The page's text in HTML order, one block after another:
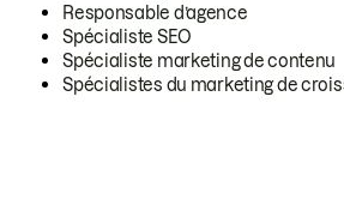
Responsable d’agence
Spécialiste SEO
Spécialiste marketing de contenu
Spécialistes du marketing de